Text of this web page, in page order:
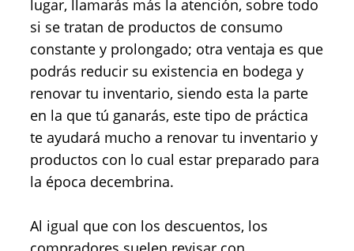
lugar, llamarás más la atención, sobre todo
si se tratan de productos de consumo
constante y prolongado; otra ventaja es que
podrás reducir su existencia en bodega y
renovar tu inventario, siendo esta la parte
en la que tú ganarás, este tipo de práctica
te ayudará mucho a renovar tu inventario y
productos con lo cual estar preparado para
la época decembrina.
Al igual que con los descuentos, los